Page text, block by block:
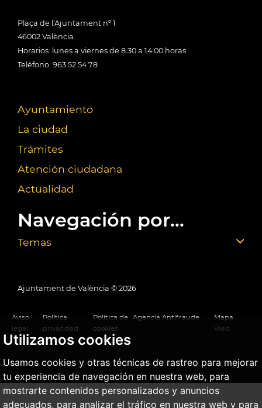
Utilizamos cookies
Usamos cookies y otras técnicas de rastreo para mejorar
tu experiencia de navegación en nuestra web, para
mostrarte contenidos personalizados y anuncios
adecuados, para analizar el tráfico en nuestra web y para
Plaça de l'Ajuntament nº 1
46002 València
Horarios: lunes a viernes de 8:30 a 14:00 horas
Teléfono: 963 52 54 78
Ayuntamiento
La ciudad
Trámites
Atención ciudadana
Actualidad
Navegación por...
Temas
Ajuntament de València © 2026
Aviso
legal
Política
privacidad
Política de
cookies
Agencia Antifraude
Mapa
Web